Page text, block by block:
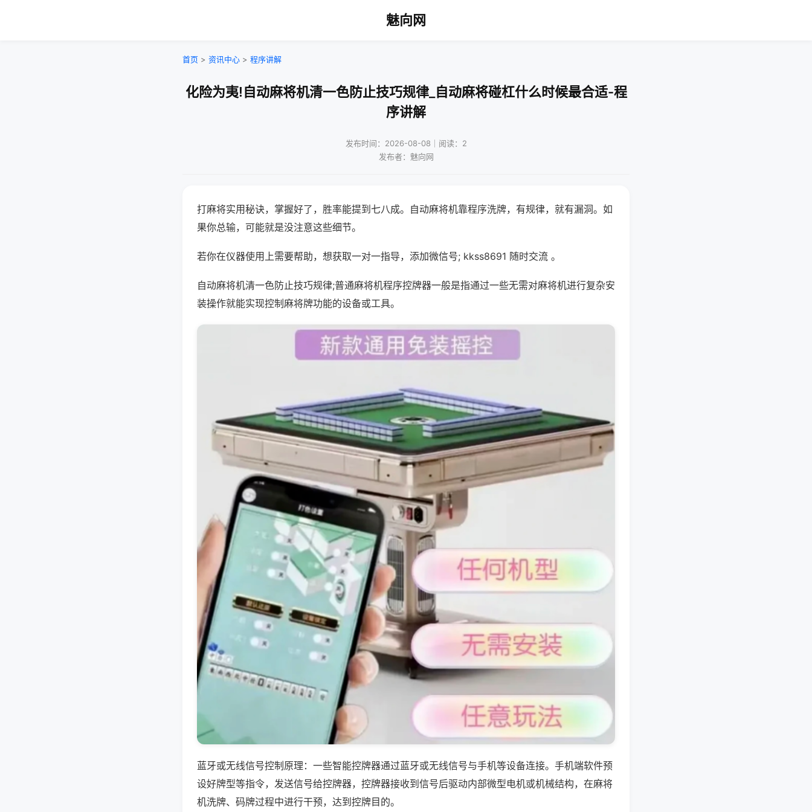
魅向网
首页 > 资讯中心 > 程序讲解
化险为夷!自动麻将机清一色防止技巧规律_自动麻将碰杠什么时候最合适-程
序讲解
发布时间：2026-08-08｜阅读：2
发布者：魅向网
打麻将实用秘诀，掌握好了，胜率能提到七八成。自动麻将机靠程序洗牌，有规律，就有漏洞。如
果你总输，可能就是没注意这些细节。
若你在仪器使用上需要帮助，想获取一对一指导，添加微信号; kkss8691 随时交流 。
自动麻将机清一色防止技巧规律;普通麻将机程序控牌器一般是指通过一些无需对麻将机进行复杂安
装操作就能实现控制麻将牌功能的设备或工具。
蓝牙或无线信号控制原理：一些智能控牌器通过蓝牙或无线信号与手机等设备连接。手机端软件预
设好牌型等指令，发送信号给控牌器，控牌器接收到信号后驱动内部微型电机或机械结构，在麻将
机洗牌、码牌过程中进行干预，达到控牌目的。